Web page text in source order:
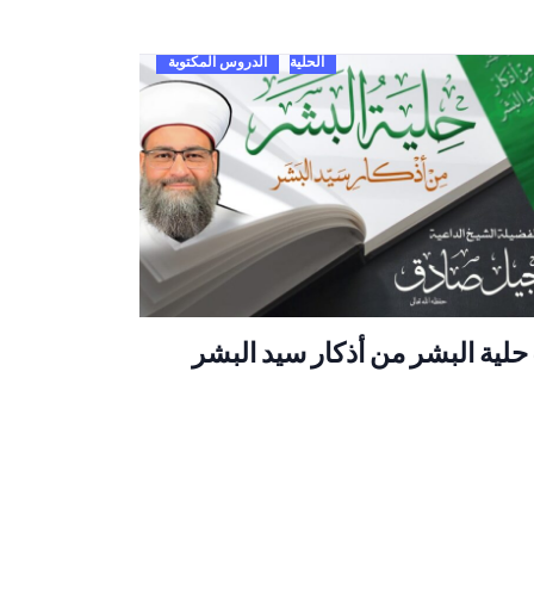
الحلية الدروس المكتوبة